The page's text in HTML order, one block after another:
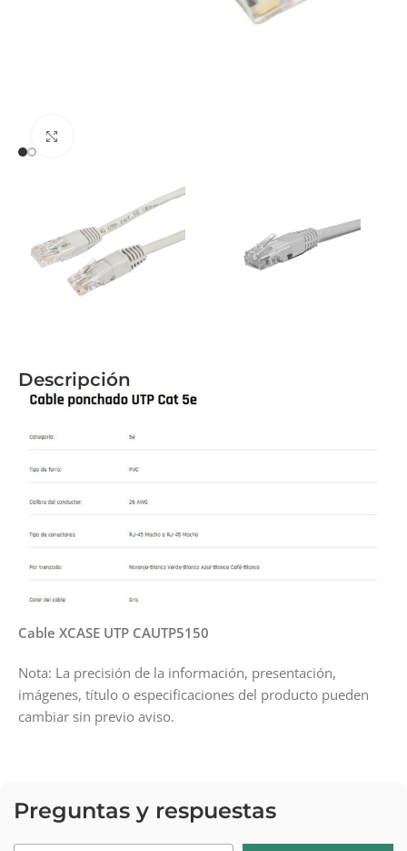
Descripción
Cable XCASE UTP CAUTP5150
Nota: La precisión de la información, presentación,
imágenes, título o especificaciones del producto pueden
cambiar sin previo aviso.
Preguntas y respuestas